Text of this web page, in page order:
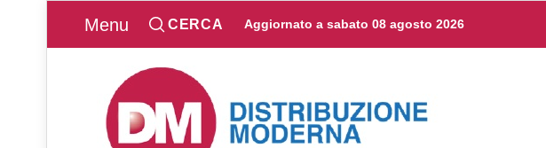
Menu CERCA Aggiornato a sabato 08 agosto 2026